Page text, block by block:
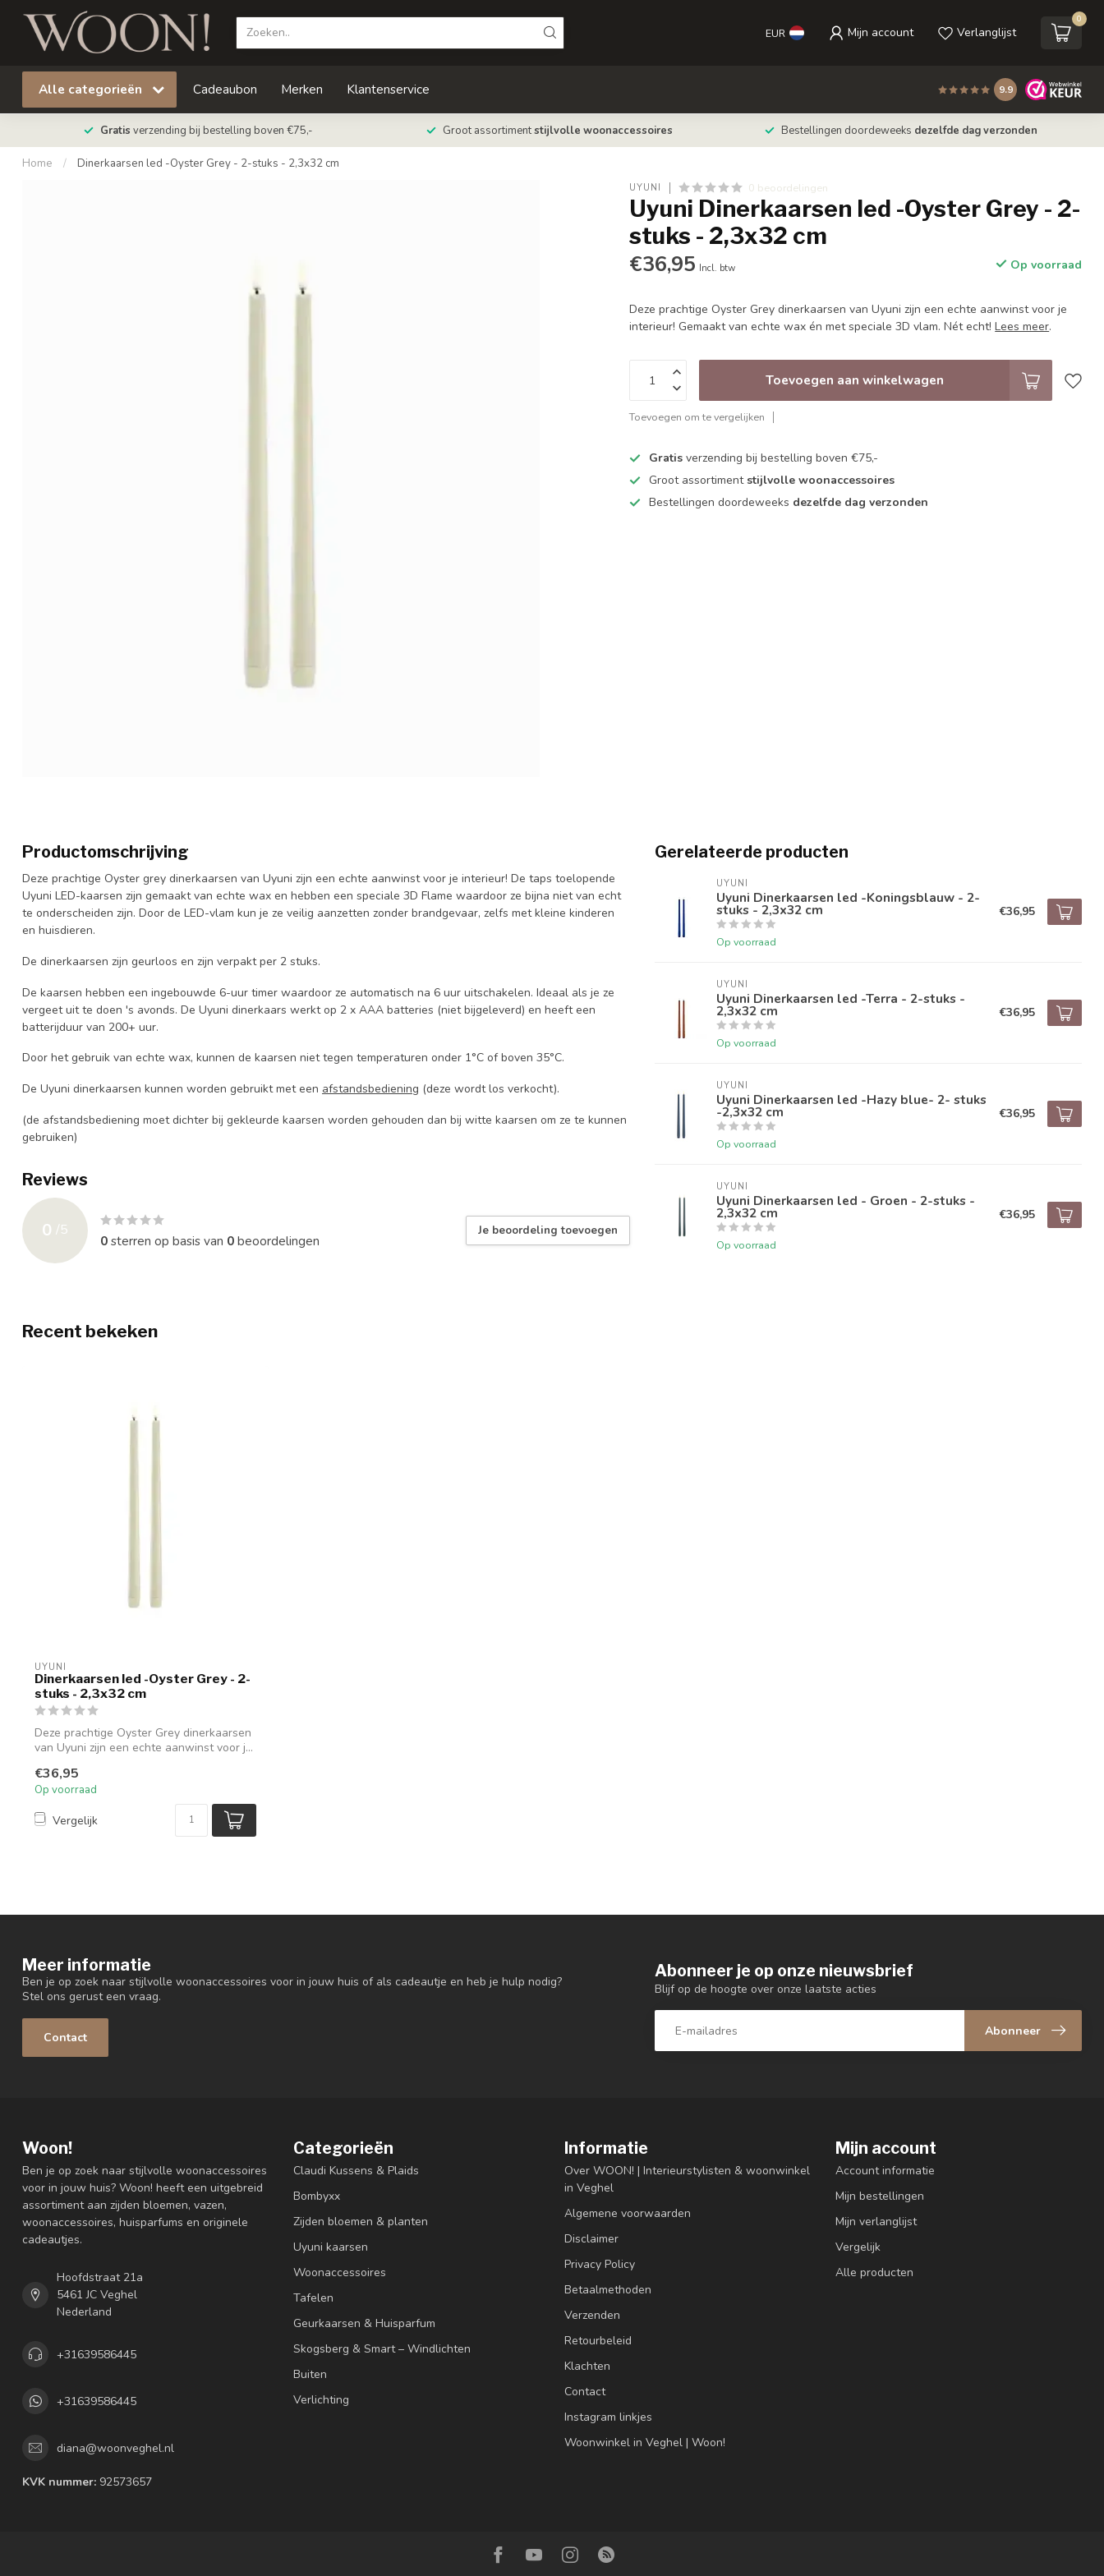
EUR Mijn account Verlanglijst
0
Alle categorieën Cadeaubon Merken Klantenservice 9.9
Gratis verzending bij bestelling boven €75,- Groot assortimentstijlvolle woonaccessoires Bestellingen doordeweeks dezelfde dag verzonden
Home / Dinerkaarsen led -Oyster Grey - 2-stuks - 2,3x32 cm
UYUNI 0 beoordelingen
Uyuni Dinerkaarsen led -Oyster Grey - 2-
stuks - 2,3x32 cm
€36,95 Incl. btw Op voorraad
Deze prachtige Oyster Grey dinerkaarsen van Uyuni zijn een echte aanwinst voor je
interieur! Gemaakt van echte wax én met speciale 3D vlam. Nét echt!Lees meer.
Toevoegen aan winkelwagen
Toevoegen om te vergelijken
Gratis verzending bij bestelling boven €75,-
Groot assortiment stijlvolle woonaccessoires
Bestellingen doordeweeks dezelfde dag verzonden
Productomschrijving
Deze prachtige Oyster grey dinerkaarsen van Uyuni zijn een echte aanwinst voor je interieur! De taps toelopende
Uyuni LED-kaarsen zijn gemaakt van echte wax en hebben een speciale 3D Flame waardoor ze bijna niet van echt
te onderscheiden zijn. Door de LED-vlam kun je ze veilig aanzetten zonder brandgevaar, zelfs met kleine kinderen
en huisdieren.
De dinerkaarsen zijn geurloos en zijn verpakt per 2 stuks.
De kaarsen hebben een ingebouwde 6-uur timer waardoor ze automatisch na 6 uur uitschakelen. Ideaal als je ze
vergeet uit te doen 's avonds. De Uyuni dinerkaars werkt op 2 x AAA batteries (niet bijgeleverd) en heeft een
batterijduur van 200+ uur.
Door het gebruik van echte wax, kunnen de kaarsen niet tegen temperaturen onder 1°C of boven 35°C.
De Uyuni dinerkaarsen kunnen worden gebruikt met een afstandsbediening (deze wordt los verkocht).
(de afstandsbediening moet dichter bij gekleurde kaarsen worden gehouden dan bij witte kaarsen om ze te kunnen
gebruiken)
Reviews
0 /5
0sterren op basis van 0beoordelingen
Je beoordeling toevoegen
Gerelateerde producten
UYUNI
Uyuni Dinerkaarsen led -Koningsblauw - 2-
stuks - 2,3x32 cm
Op voorraad
€36,95
UYUNI
Uyuni Dinerkaarsen led -Terra - 2-stuks -
2,3x32 cm
Op voorraad
€36,95
UYUNI
Uyuni Dinerkaarsen led -Hazy blue- 2- stuks
-2,3x32 cm
Op voorraad
€36,95
UYUNI
Uyuni Dinerkaarsen led - Groen - 2-stuks -
2,3x32 cm
Op voorraad
€36,95
Recent bekeken
UYUNI
Dinerkaarsen led -Oyster Grey - 2-
stuks - 2,3x32 cm
Deze prachtige Oyster Grey dinerkaarsen
van Uyuni zijn een echte aanwinst voor j...
€36,95
Op voorraad
Vergelijk
Meer informatie
Ben je op zoek naar stijlvolle woonaccessoires voor in jouw huis of als cadeautje en heb je hulp nodig?
Stel ons gerust een vraag.
Contact
Abonneer je op onze nieuwsbrief
Blijf op de hoogte over onze laatste acties
Abonneer
Woon!
Ben je op zoek naar stijlvolle woonaccessoires
voor in jouw huis? Woon! heeft een uitgebreid
assortiment aan zijden bloemen, vazen,
woonaccessoires, huisparfums en originele
cadeautjes.
Hoofdstraat 21a
5461 JC Veghel
Nederland
+31639586445
+31639586445
diana@woonveghel.nl
KVK nummer: 92573657
Categorieën
Claudi Kussens & Plaids
Bombyxx
Zijden bloemen & planten
Uyuni kaarsen
Woonaccessoires
Tafelen
Geurkaarsen & Huisparfum
Skogsberg & Smart – Windlichten
Buiten
Verlichting
Informatie
Over WOON! | Interieurstylisten & woonwinkel
in Veghel
Algemene voorwaarden
Disclaimer
Privacy Policy
Betaalmethoden
Verzenden
Retourbeleid
Klachten
Contact
Instagram linkjes
Woonwinkel in Veghel | Woon!
Mijn account
Account informatie
Mijn bestellingen
Mijn verlanglijst
Vergelijk
Alle producten